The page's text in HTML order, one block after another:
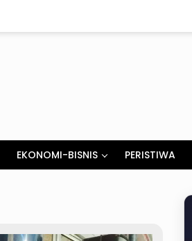
EKONOMI-BISNIS PERISTIWA